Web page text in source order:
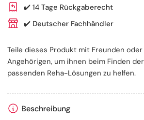
✔️ 14 Tage Rückgaberecht
✔️ Deutscher Fachhändler
Teile dieses Produkt mit Freunden oder
Angehörigen, um ihnen beim Finden der
passenden Reha-Lösungen zu helfen.
Beschreibung